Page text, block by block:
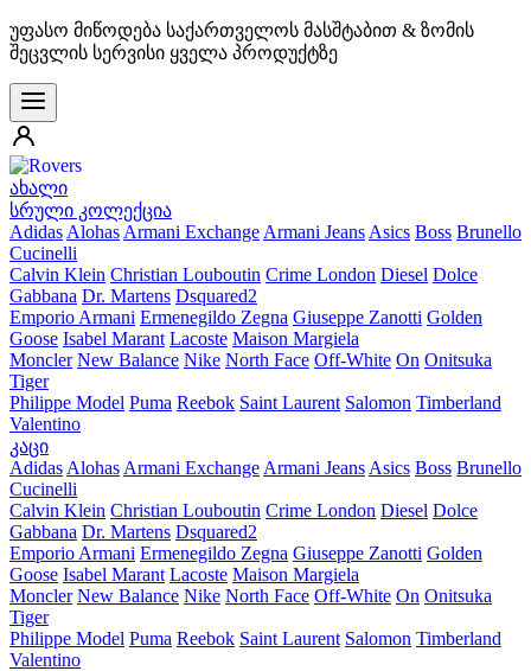
უფასო მიწოდება საქართველოს მასშტაბით & ზომის
შეცვლის სერვისი ყველა პროდუქტზე
ახალი
სრული კოლექცია
Adidas Alohas Armani Exchange Armani Jeans Asics Boss Brunello
Cucinelli
Calvin Klein Christian Louboutin Crime London Diesel Dolce
Gabbana Dr. Martens Dsquared2
Emporio Armani Ermenegildo Zegna Giuseppe Zanotti Golden
Goose Isabel Marant Lacoste Maison Margiela
Moncler New Balance Nike North Face Off-White On Onitsuka
Tiger
Philippe Model Puma Reebok Saint Laurent Salomon Timberland
Valentino
კაცი
Adidas Alohas Armani Exchange Armani Jeans Asics Boss Brunello
Cucinelli
Calvin Klein Christian Louboutin Crime London Diesel Dolce
Gabbana Dr. Martens Dsquared2
Emporio Armani Ermenegildo Zegna Giuseppe Zanotti Golden
Goose Isabel Marant Lacoste Maison Margiela
Moncler New Balance Nike North Face Off-White On Onitsuka
Tiger
Philippe Model Puma Reebok Saint Laurent Salomon Timberland
Valentino